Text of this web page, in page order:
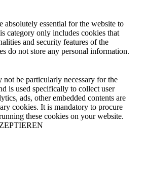
absolutely essential for the website to
category only includes cookies that
and security features of the
do not store any personal information.
not be particularly necessary for the
is used specifically to collect user
ads, other embedded contents are
cookies. It is mandatory to procure
these cookies on your website.